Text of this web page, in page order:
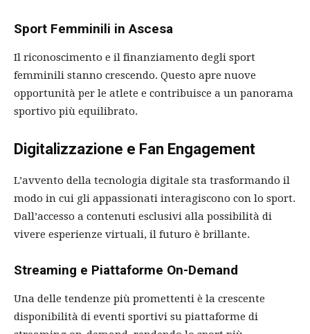
Sport Femminili in Ascesa
Il riconoscimento e il finanziamento degli sport
femminili stanno crescendo. Questo apre nuove
opportunità per le atlete e contribuisce a un panorama
sportivo più equilibrato.
Digitalizzazione e Fan Engagement
L’avvento della tecnologia digitale sta trasformando il
modo in cui gli appassionati interagiscono con lo sport.
Dall’accesso a contenuti esclusivi alla possibilità di
vivere esperienze virtuali, il futuro è brillante.
Streaming e Piattaforme On-Demand
Una delle tendenze più promettenti è la crescente
disponibilità di eventi sportivi su piattaforme di